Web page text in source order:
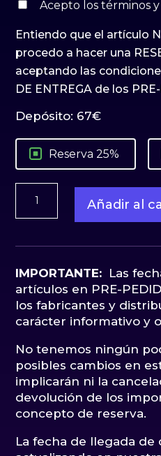
Acepto los términos
Entiendo que el artículo
procedo a hacer una
aceptando las
DE ENTREGA de los
Depósito: 67€
Reserva 25%
como
entrenar
dragon
Master
Craft
Beast
cantidad
Añadir al
IMPORTANTE: Las
artículos en PRE-
los fabricantes y
carácter informativo y
No tenemos ningún
posibles cambios en
implicarán ni la
devolución de los
concepto de reserva.
La fecha de llegada de